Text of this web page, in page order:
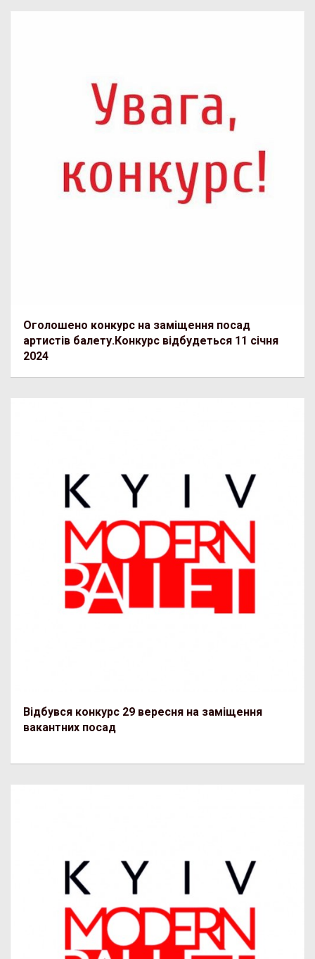
Оголошено конкурс на заміщення посад
артистів балету.Конкурс відбудеться 11 січня
2024
Відбувся конкурс 29 вересня на заміщення
вакантних посад